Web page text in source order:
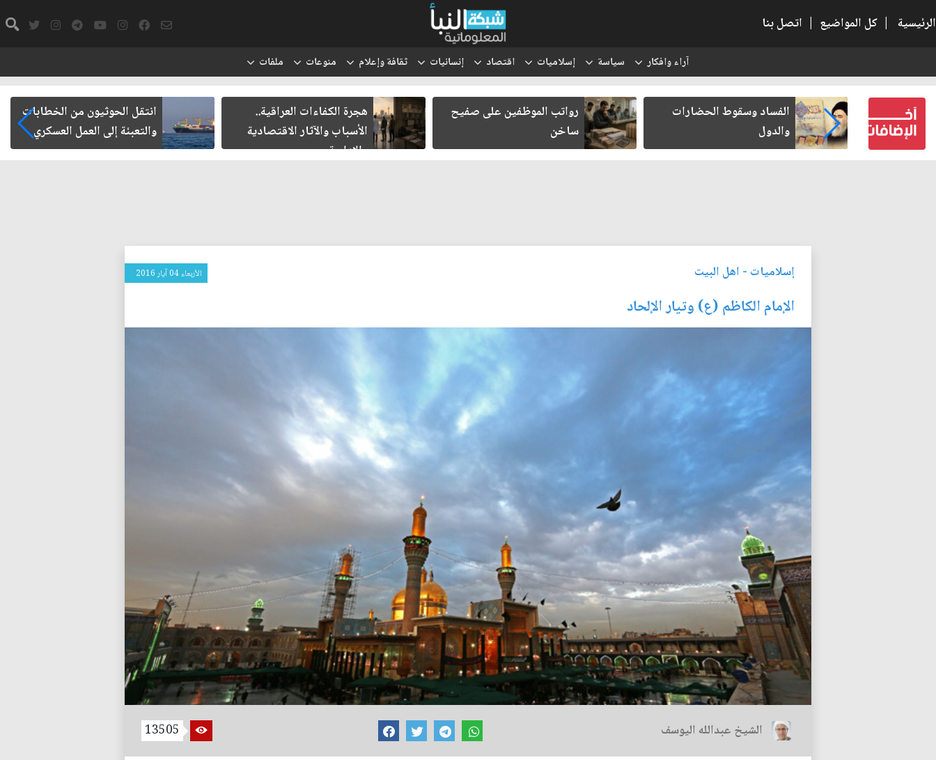
الرئيسية | كل المواضيع | اتصل بنا
آراء وافكار سياسة إسلاميات اقتصاد إنسانيات ثقافة وإعلام منوعات ملفات
كتب لنفسه
الفساد وسقوط الحضارات
والدول
رواتب الموظفين على صفيح
ساخن
هجرة الكفاءات العراقية..
الأسباب والآثار الاقتصادية
والإدارية
انتقل الحوثيون من الخطابات
والتعبئة إلى العمل العسكري
إسلاميات - اهل البيت الأربعاء 04 آيار 2016
الإمام الكاظم (ع) وتيار الإلحاد
الشيخ عبدالله اليوسف 13505